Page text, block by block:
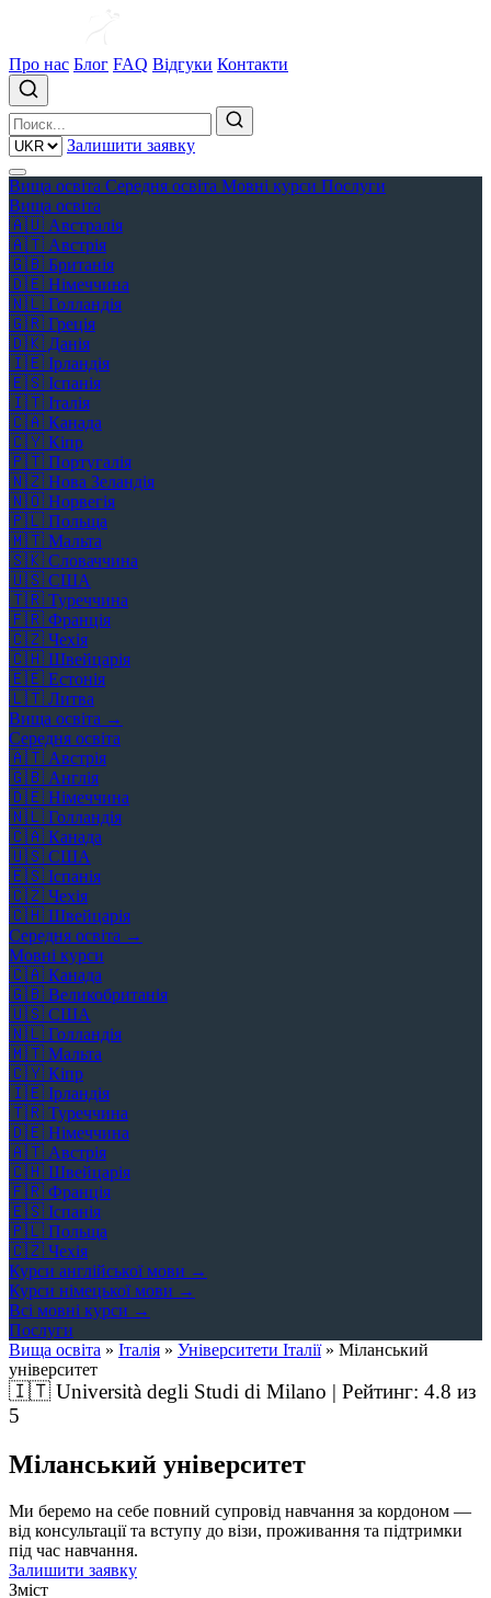
Про нас Блог FAQ Відгуки Контакти
Залишити заявку
Вища освіта Середня освіта Мовні курси Послуги
Вища освіта
🇦🇺 Австралія
🇦🇹 Австрія
🇬🇧 Британія
🇩🇪 Німеччина
🇳🇱 Голландія
🇬🇷 Греція
🇩🇰 Данія
🇮🇪 Ірландія
🇪🇸 Іспанія
🇮🇹 Італія
🇨🇦 Канада
🇨🇾 Кіпр
🇵🇹 Португалія
🇳🇿 Нова Зеландія
🇳🇴 Норвегія
🇵🇱 Польща
🇲🇹 Мальта
🇸🇰 Словаччина
🇺🇸 США
🇹🇷 Туреччина
🇫🇷 Франція
🇨🇿 Чехія
🇨🇭 Швейцарія
🇪🇪 Естонія
🇱🇹 Литва
Вища освіта →
Середня освіта
🇦🇹 Австрія
🇬🇧 Англія
🇩🇪 Німеччина
🇳🇱 Голландія
🇨🇦 Канада
🇺🇸 США
🇪🇸 Іспанія
🇨🇿 Чехія
🇨🇭 Швейцарія
Середня освіта →
Мовні курси
🇨🇦 Канада
🇬🇧 Великобританія
🇺🇸 США
🇳🇱 Голландія
🇲🇹 Мальта
🇨🇾 Кіпр
🇮🇪 Ірландія
🇹🇷 Туреччина
🇩🇪 Німеччина
🇦🇹 Австрія
🇨🇭 Швейцарія
🇫🇷 Франція
🇪🇸 Іспанія
🇵🇱 Польща
🇨🇿 Чехія
Курси англійської мови →
Курси німецької мови →
Всі мовні курси →
Послуги
Вища освіта » Італія » Університети Італії» Міланський
університет
🇮🇹Università degli Studi di Milano | Рейтинг: 4.8 из
5
Міланський університет
Ми беремо на себе повний супровід навчання за кордоном —
від консультації та вступу до візи, проживання та підтримки
під час навчання.
Залишити заявку
Зміст